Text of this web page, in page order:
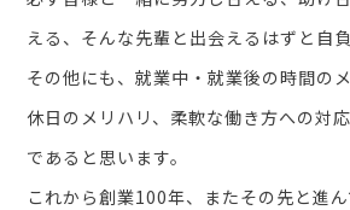
える、そんな先輩と出会えるはずと自
その他にも、就業中・就業後の時間の
休日のメリハリ、柔軟な働き方への対
であると思います。
これから創業100年、またその先と進